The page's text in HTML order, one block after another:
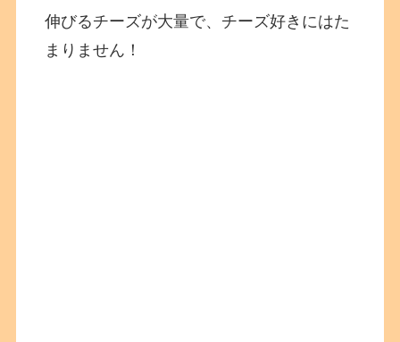
伸びるチーズが大量で、チーズ好きにはた
まりません！